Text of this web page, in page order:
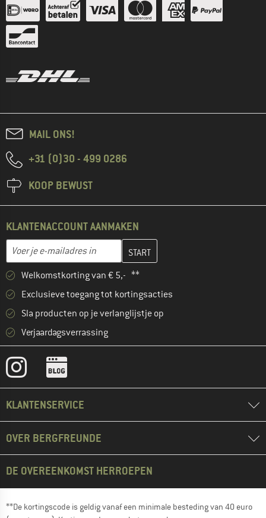
MAIL ONS!
+31 (0)30 - 499 0286
KOOP BEWUST
KLANTENACCOUNT AANMAKEN
E-mailadres
Vul je e-mailadres hier in en maak in de volgende stap je
Welkomstkorting van € 5,- **
Exclusieve toegang tot kortingsacties
Sla producten op je verlanglijstje op
Verjaardagsverrassing
KLANTENSERVICE
OVER BERGFREUNDE
DE OVEREENKOMST HERROEPEN
**De kortingscode is geldig vanaf een minimale besteding van 40 euro